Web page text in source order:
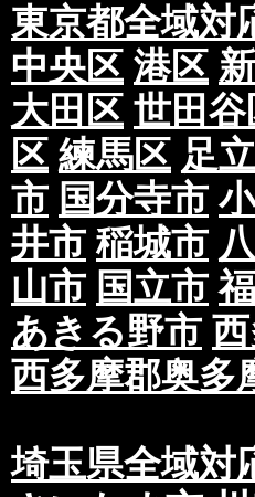
東京都全域対
中央区 港区
大田区 世田谷
区 練馬区 足
市 国分寺市
井市 稲城市
山市 国立市
あきる野市
西多摩郡奥多
埼玉県全域対